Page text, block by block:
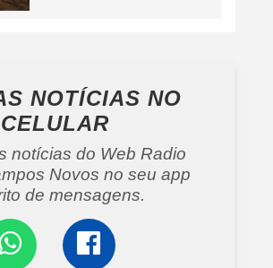
NOTÍCIAS NO
CELULAR
notícias do Web Radio
Novos no seu app
de mensagens.